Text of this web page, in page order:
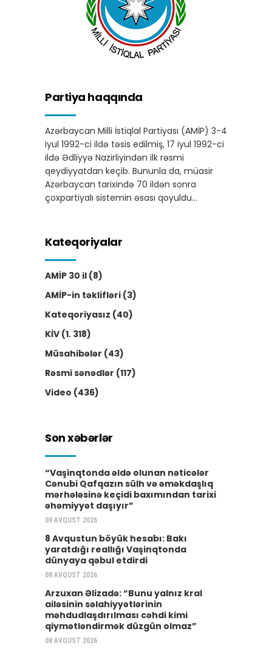
Partiya haqqında
Azərbaycan Milli İstiqlal Partiyası (AMİP) 3-4
iyul 1992-ci ildə təsis edilmiş, 17 iyul 1992-ci
ildə Ədliyyə Nazirliyindən ilk rəsmi
qeydiyyatdan keçib. Bununla da, müasir
Azərbaycan tarixində 70 ildən sonra
çoxpartiyalı sistemin əsası qoyuldu…
Kateqoriyalar
AMİP 30 il (8)
AMİP-in təklifləri (3)
Kateqoriyasız (40)
KİV (1. 318)
Müsahibələr (43)
Rəsmi sənədlər (117)
Video (436)
Son xəbərlər
“Vaşinqtonda əldə olunan nəticələr
Cənubi Qafqazın sülh və əməkdaşlıq
mərhələsinə keçidi baxımından tarixi
əhəmiyyət daşıyır”
09 AVQUST 2026
8 Avqustun böyük hesabı: Bakı
yaratdığı reallığı Vaşinqtonda
dünyaya qəbul etdirdi
08 AVQUST 2026
Arzuxan Əlizadə: “Bunu yalnız kral
ailəsinin səlahiyyətlərinin
məhdudlaşdırılması cəhdi kimi
qiymətləndirmək düzgün olmaz”
08 AVQUST 2026